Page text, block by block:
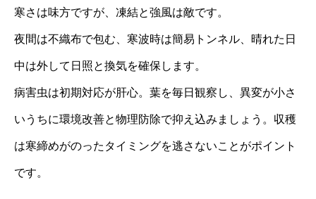
寒さは味方ですが、凍結と強風は敵です。
夜間は不織布で包む、寒波時は簡易トンネル、晴れた日
中は外して日照と換気を確保します。
病害虫は初期対応が肝心。葉を毎日観察し、異変が小さ
いうちに環境改善と物理防除で抑え込みましょう。収穫
は寒締めがのったタイミングを逃さないことがポイント
です。